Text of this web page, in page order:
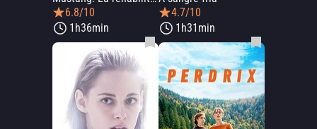
6.8/10
1h36min
4.7/10
1h31min